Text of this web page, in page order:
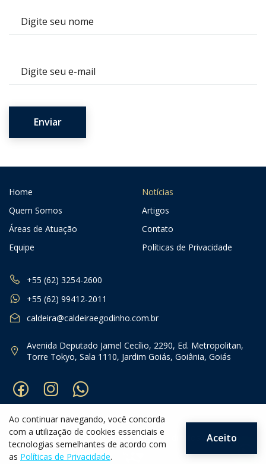
Home
Quem Somos
Áreas de Atuação
Equipe
Notícias
Artigos
Contato
Políticas de Privacidade
+55 (62) 3254-2600
+55 (62) 99412-2011
caldeira@caldeiraegodinho.com.br
Avenida Deputado Jamel Cecílio, 2290, Ed. Metropolitan,
Torre Tokyo, Sala 1110, Jardim Goiás, Goiânia, Goiás
®2026 Caldeira & Godinho - Todos os direitos reservados
Ao continuar navegando, você concorda
com a utilização de cookies essenciais e
tecnologias semelhantes de acordo com
as Políticas de Privacidade.
Aceito